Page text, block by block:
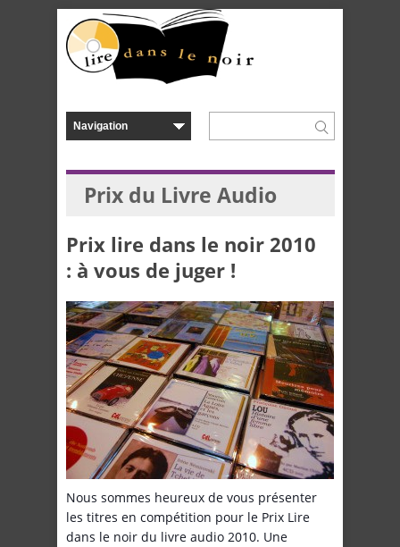
Prix du Livre Audio
Prix lire dans le noir 2010
: à vous de juger !
Nous sommes heureux de vous présenter
les titres en compétition pour le Prix Lire
dans le noir du livre audio 2010. Une